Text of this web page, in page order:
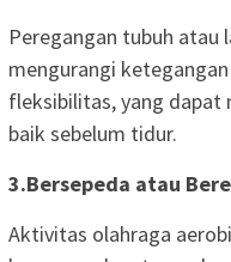
Peregangan tubuh
mengurangi
fleksibilitas, yang dapat
baik sebelum tidur.
3.Bersepeda atau
Aktivitas olahraga